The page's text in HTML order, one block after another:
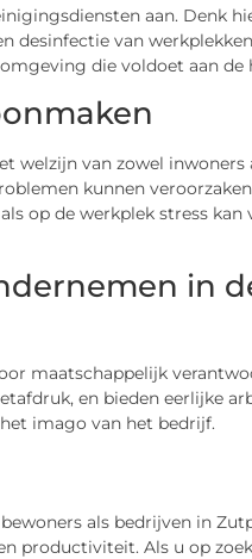
aan. Denk
van
die voldoet aan
welzijn van zowel
kunnen
op de werkplek stress
in
maatschappelijk
en bieden eerlijke
imago van het bedrijf.
als bedrijven in
productiviteit. Als u op